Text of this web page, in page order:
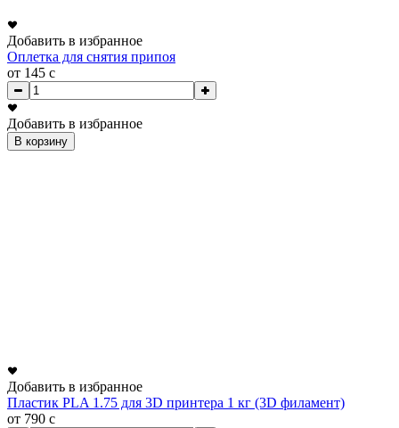
Добавить в избранное
Оплетка для снятия припоя
от 145 c
Добавить в избранное
В корзину
Добавить в избранное
Пластик PLA 1.75 для 3D принтера 1 кг (3D филамент)
от 790 c